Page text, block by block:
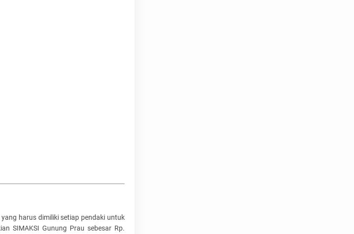
harus dimiliki setiap pendaki untuk
SIMAKSI Gunung Prau sebesar Rp.